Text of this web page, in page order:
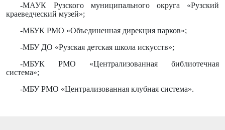
-МАУК Рузского муниципального округа «Рузский
краеведческий музей»;
-МБУК РМО «Объединенная дирекция парков»;
-МБУ ДО «Рузская детская школа искусств»;
-МБУК РМО «Централизованная библиотечная
система»;
-МБУ РМО «Централизованная клубная система».